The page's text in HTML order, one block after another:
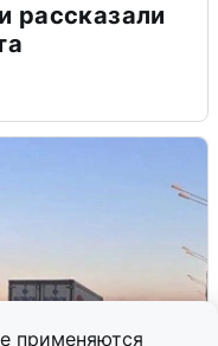
применяются
рассказали